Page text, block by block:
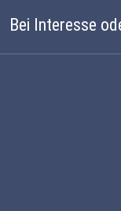
Bei Interesse